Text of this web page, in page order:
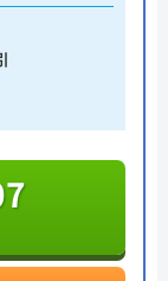
簡単作業な
費、見積料
かからない
、各種
限定の割
る方は問い合